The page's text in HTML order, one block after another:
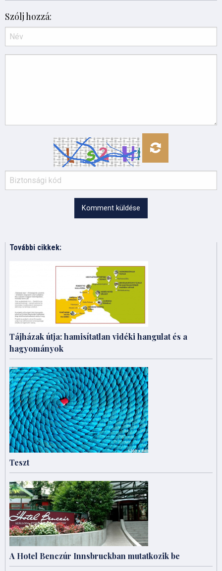
Szólj hozzá:
Komment küldése
További cikkek:
Tájházak útja: hamisítatlan vidéki hangulat és a
hagyományok
Teszt
A Hotel Benczúr Innsbruckban mutatkozik be